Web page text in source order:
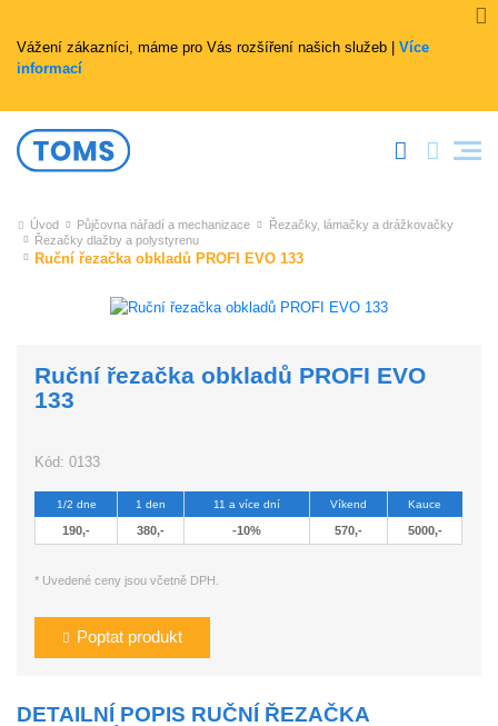
Vážení zákazníci, máme pro Vás rozšíření našich služeb | Více
informací
Úvod Půjčovna nářadí a mechanizace
Řezačky, lámačky a drážkovačky
Řezačky dlažby a polystyrenu
Ruční řezačka obkladů PROFI EVO 133
Ruční řezačka obkladů PROFI EVO
133
Kód:0133
1/2 dne 1 den 11 a více dní Víkend Kauce
190,- 380,- -10% 570,- 5000,-
* Uvedené ceny jsou včetně DPH.
Poptat produkt
DETAILNÍ POPIS RUČNÍ ŘEZAČKA